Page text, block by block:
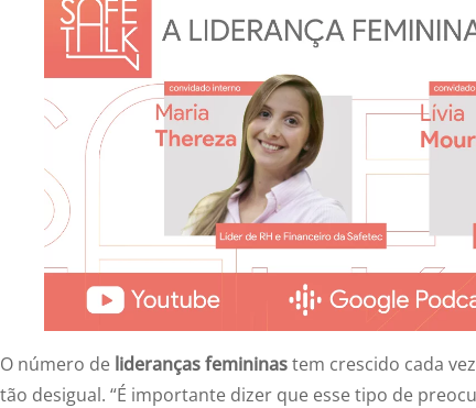
O número de lideranças femininastem crescido cada
tão desigual. “É importante dizer que esse tipo de